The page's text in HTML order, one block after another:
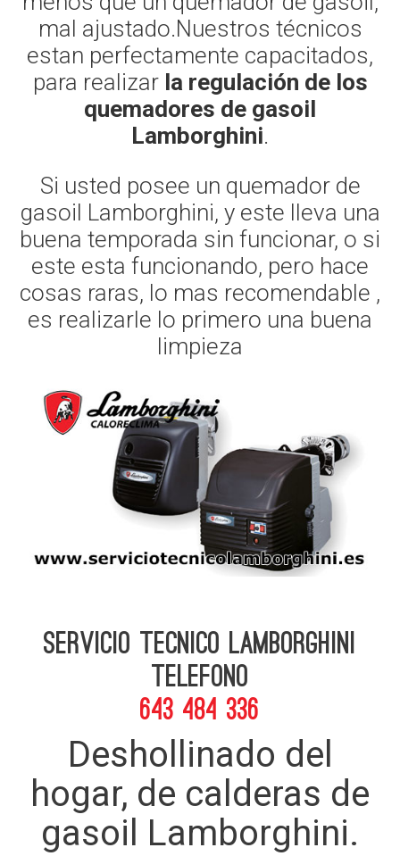
mal ajustado.Nuestros técnicos
estan perfectamente capacitados,
para realizar la regulación de los
quemadores de gasoil
Lamborghini.
Si usted posee un quemador de
gasoil Lamborghini, y este lleva una
buena temporada sin funcionar, o si
este esta funcionando, pero hace
cosas raras, lo mas recomendable ,
es realizarle lo primero una buena
limpieza
Servicio Tecnico Lamborghini
telefono
643 484 336
Deshollinado del
hogar, de calderas de
gasoil Lamborghini.